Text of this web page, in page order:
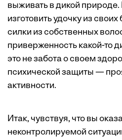
выживать в дикой
изготовить удочку из
силки из собственных
приверженность какой-то
это не забота о своем
психической защиты —
активности.
Итак, чувствуя, что вы
неконтролируемой